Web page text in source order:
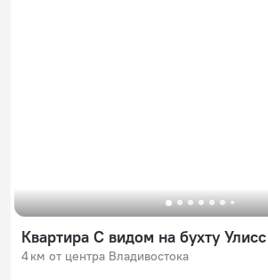
Квартира С видом на бухту Улисс
4 км от центра Владивостока